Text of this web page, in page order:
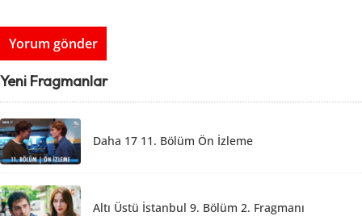
Yeni Fragmanlar
Daha 17 11. Bölüm Ön İzleme
Altı Üstü İstanbul 9. Bölüm 2. Fragmanı